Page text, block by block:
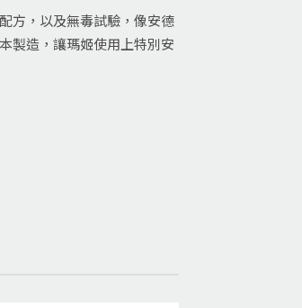
方，以及無毒試驗，像安德
製造，讓瑪姬使用上特別安